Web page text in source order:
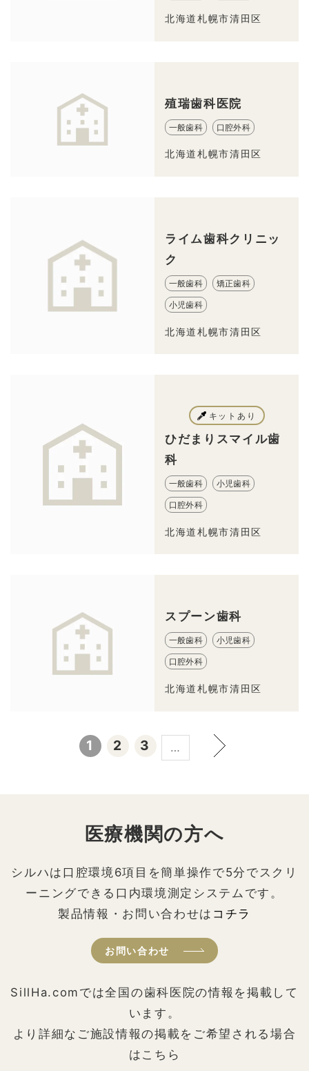
北海道札幌市清田区
殖瑞歯科医院
一般歯科 口腔外科
北海道札幌市清田区
ライム歯科クリニッ
ク
一般歯科 矯正歯科
小児歯科
北海道札幌市清田区
キットあり
ひだまりスマイル歯
科
一般歯科 小児歯科
口腔外科
北海道札幌市清田区
スプーン歯科
一般歯科 小児歯科
口腔外科
北海道札幌市清田区
1 2 3 …
医療機関の方へ
シルハは口腔環境6項目を簡単操作で5分でスクリ
ーニングできる口内環境測定システムです。
製品情報・お問い合わせは コチラ
お問い合わせ
SillHa.comでは全国の歯科医院の情報を掲載して
います。
より詳細なご施設情報の掲載をご希望される場合
はこちら